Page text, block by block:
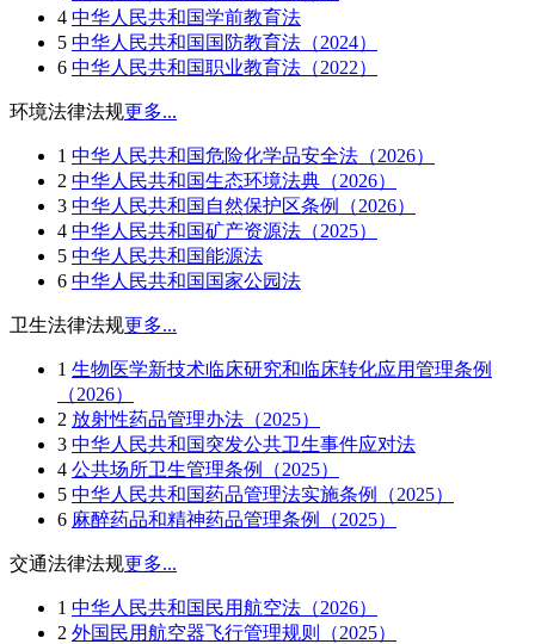
4 中华人民共和国学前教育法
5 中华人民共和国国防教育法（2024）
6 中华人民共和国职业教育法（2022）
环境法律法规更多...
1 中华人民共和国危险化学品安全法（2026）
2 中华人民共和国生态环境法典（2026）
3 中华人民共和国自然保护区条例（2026）
4 中华人民共和国矿产资源法（2025）
5 中华人民共和国能源法
6 中华人民共和国国家公园法
卫生法律法规更多...
1 生物医学新技术临床研究和临床转化应用管理条例
（2026）
2 放射性药品管理办法（2025）
3 中华人民共和国突发公共卫生事件应对法
4 公共场所卫生管理条例（2025）
5 中华人民共和国药品管理法实施条例（2025）
6 麻醉药品和精神药品管理条例（2025）
交通法律法规更多...
1 中华人民共和国民用航空法（2026）
2 外国民用航空器飞行管理规则（2025）